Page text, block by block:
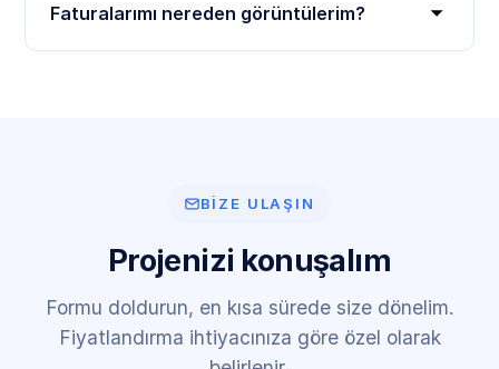
Faturalarımı nereden görüntülerim?
BIZE ULAŞIN
Projenizi konuşalım
Formu doldurun, en kısa sürede size dönelim.
Fiyatlandırma ihtiyacınıza göre özel olarak